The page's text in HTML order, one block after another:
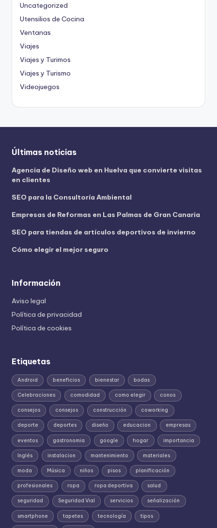
Uncategorized
Utensilios de Cocina
Ventanas
Viajes
Viajes y Turimos
Viajes y Turismo
Videojuegos
Últimas noticias
Agencia de Diseño web en Huelva que convierte visitas
en clientes
SEO para la Consultoría Ambiental
Empresas de Reformas en Las Palmas de Gran Canaria
SEO para tiendas de artículos deportivos de invierno
Cómo elegir el mejor seguro
Información
Aviso legal
Política de privacidad
Política de cookies
Etiquetas
Android beneficios bienestar bodas
Celebraciones comodidad como elegir conos
consejos consejos construcción coworking
deporte deportes diseño educacion empresas
eventos gastronomia google hogar importancia
Inglés instalacion mantenimiento materiales
moda Música niños pisos planificación
profesionales ropa ropa deportiva salud
seguridad Seguridad Vial servicios señalización
smartphone tapetes tecnología tipos